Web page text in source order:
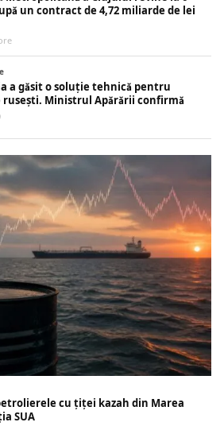
un contract de 4,72 miliarde de lei
a găsit o soluție tehnică pentru
rusești. Ministrul Apărării confirmă
cu țiței kazah din Marea
SUA